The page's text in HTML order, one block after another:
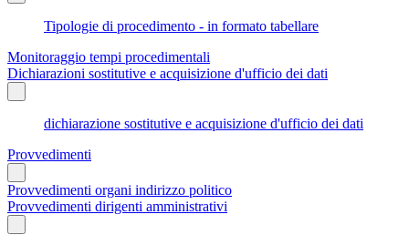
Tipologie di procedimento - in formato tabellare
Monitoraggio tempi procedimentali
Dichiarazioni sostitutive e acquisizione d'ufficio dei dati
dichiarazione sostitutive e acquisizione d'ufficio dei dati
Provvedimenti
Provvedimenti organi indirizzo politico
Provvedimenti dirigenti amministrativi